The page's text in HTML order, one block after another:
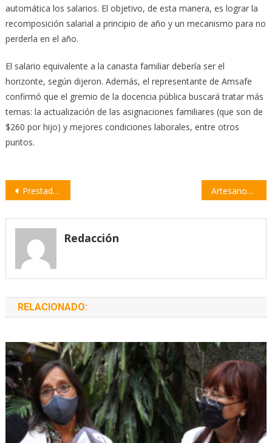
automática los salarios. El objetivo, de esta manera, es lograr la
recomposición salarial a principio de año y un mecanismo para no
perderla en el año.
El salario equivalente a la canasta familiar debería ser el
horizonte, según dijeron. Además, el representante de Amsafe
confirmó que el gremio de la docencia pública buscará tratar más
temas: la actualización de las asignaciones familiares (que son de
$260 por hijo) y mejores condiciones laborales, entre otros
puntos.
Navegación
entradas
Prestadores en discapacidad reclaman a IAPOS cobertura para 5 mil santafesinos Artesanos santafesinos recibieron un incentivo económico de 200 mil pesos
Redacción
RELACIONADO: